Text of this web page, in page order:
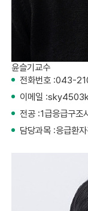
윤슬기교수
전화번호 :043-
이메일 :
전공 :1급응급구조
담당과목 :응급환